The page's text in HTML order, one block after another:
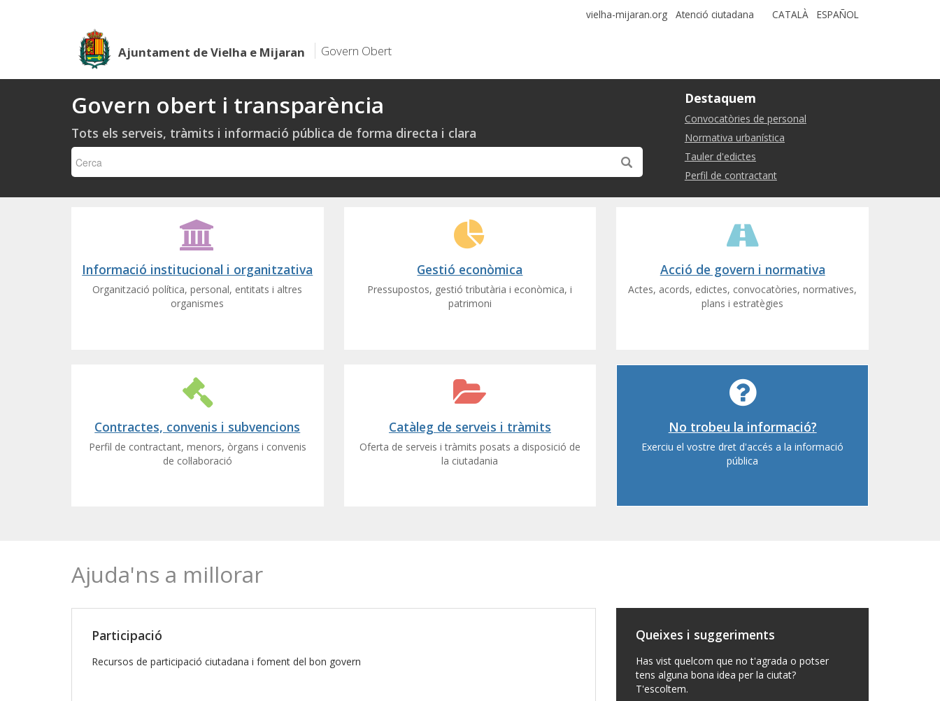
vielha-mijaran.org Atenció ciutadana CATALÀ ESPAÑOL
Ajuntament de Vielha e Mijaran Govern Obert
Govern obert i transparència
Tots els serveis, tràmits i informació pública de forma directa i clara
Destaquem
Convocatòries de personal
Normativa urbanística
Tauler d'edictes
Perfil de contractant
Informació institucional i organitzativa
Organització política, personal, entitats i altres
organismes
Contractes, convenis i subvencions
Perfil de contractant, menors, òrgans i convenis
de col·laboració
Gestió econòmica
Pressupostos, gestió tributària i econòmica, i
patrimoni
Catàleg de serveis i tràmits
Oferta de serveis i tràmits posats a disposició de
la ciutadania
Acció de govern i normativa
Actes, acords, edictes, convocatòries, normatives,
plans i estratègies
No trobeu la informació?
Exerciu el vostre dret d'accés a la informació
pública
Ajuda'ns a millorar
Participació
Recursos de participació ciutadana i foment del bon govern
Queixes i suggeriments
Has vist quelcom que no t'agrada o potser
tens alguna bona idea per la ciutat?
T'escoltem.